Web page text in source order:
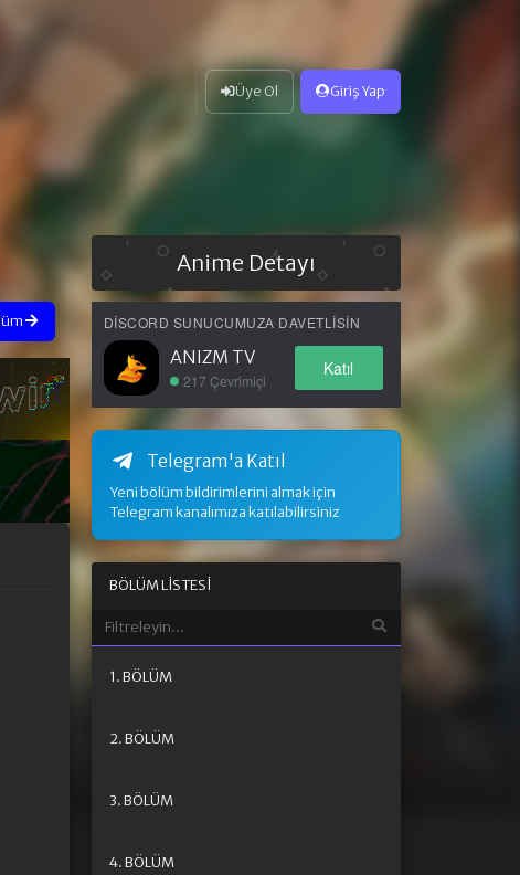
Üye Ol Giriş Yap
DISCORD SUNUCUMUZA DAVETLISIN
ANIZM TV
217 Çevrimiçi
Katıl
Telegram'a Katıl
Yeni bölüm bildirimlerini almak için
Telegram kanalımıza katılabilirsiniz
Anime Detayı
BÖLÜM LISTESI
1. BÖLÜM
2. BÖLÜM
3. BÖLÜM
4. BÖLÜM